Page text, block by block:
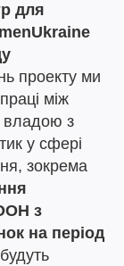
для
проекту ми
між
владою з
у сфері
зокрема
з
на період